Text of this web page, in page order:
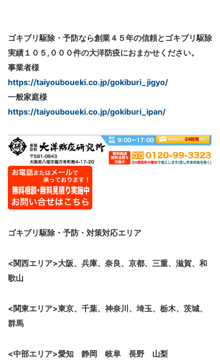
ゴキブリ駆除・予防なら創業４５年の信頼とゴキブリ駆除
実績１０５,０００件の大洋防疫におまかせください。
事業者様
https://taiyouboueki.co.jp/gokiburi_jigyo/
一般家庭様
https://taiyouboueki.co.jp/gokiburi_ipan/
ゴキブリ駆除・予防・対策対応エリア
<関西エリア>大阪、 兵庫、奈良、京都、三重、滋賀、和
歌山
<関東エリア>東京、千葉、神奈川、埼玉、栃木、茨城、
群馬
<中部エリア>愛知 静岡 岐阜 長野 山梨